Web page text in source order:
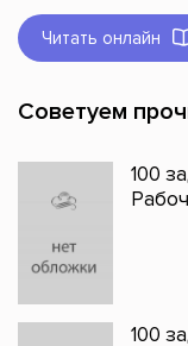
Читать онлайн
Советуем
100
100